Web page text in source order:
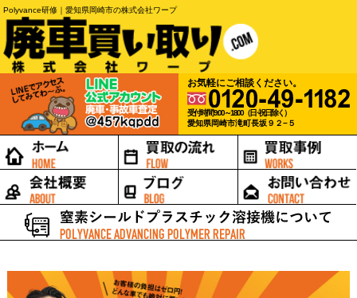
Polyvance研修｜愛知県岡崎市の株式会社ワープ
お気軽にご相談ください。
受付時間 9:00～18:00（日･祝日除く）
愛知県岡崎市滝町長坂９２−５